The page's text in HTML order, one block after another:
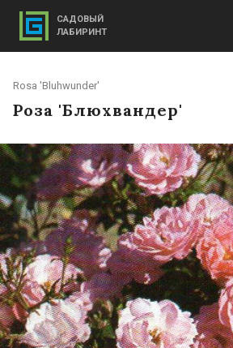
Rosa 'Bluhwunder'
Роза 'Блюхвандер'
САДОВЫЙ
ЛАБИРИНТ